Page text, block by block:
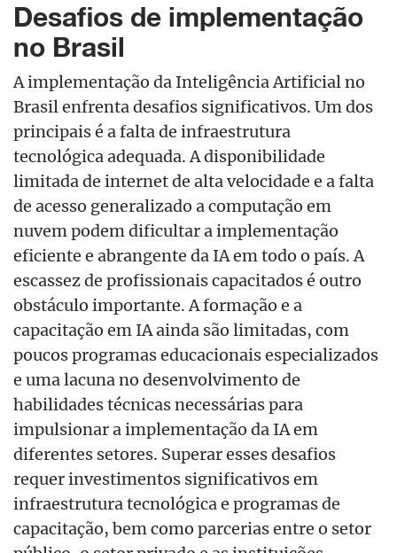
Desafios de implementação
no Brasil
A implementação da Inteligência Artificial no
Brasil enfrenta desafios significativos. Um dos
principaisé a falta de infraestrutura
tecnológica adequada. A disponibilidade
limitada de internet de alta velocidade e a falta
de acesso generalizado a computação em
nuvem podem dificultar a implementação
eficiente e abrangente da IA em todo o país. A
escassez de profissionais capacitadosé outro
obstáculo importante. A formação e a
capacitação em IA ainda são limitadas, com
poucos programas educacionais especializados
e uma lacuna no desenvolvimento de
habilidades técnicas necessárias para
impulsionar a implementação da IA em
diferentes setores. Superar esses desafios
requer investimentos significativos em
infraestrutura tecnológica e programas de
capacitação, bem como parcerias entre o setor